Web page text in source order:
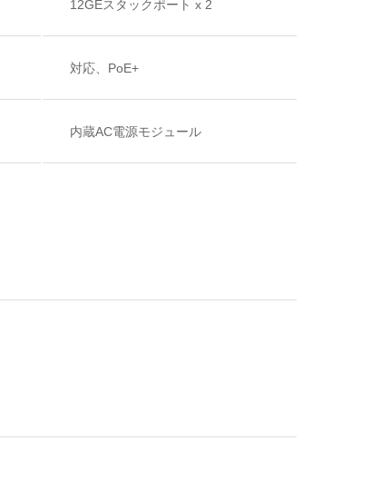
12GEスタックポート x 2
対応、PoE+
­内蔵AC電源モジュール